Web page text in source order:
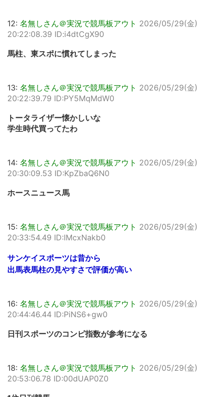
12: 名無しさん＠実況で競馬板アウト 2026/05/29(金)
20:22:08.39 ID:i4dtCgX90
馬柱、東スポに慣れてしまった
13: 名無しさん＠実況で競馬板アウト 2026/05/29(金)
20:22:39.79 ID:PY5MqMdW0
トータライザー懐かしいな
学生時代買ってたわ
14: 名無しさん＠実況で競馬板アウト 2026/05/29(金)
20:30:09.53 ID:KpZbaQ6N0
ホースニュース馬
15: 名無しさん＠実況で競馬板アウト 2026/05/29(金)
20:33:54.49 ID:IMcxNakb0
サンケイスポーツは昔から
出馬表馬柱の見やすさで評価が高い
16: 名無しさん＠実況で競馬板アウト 2026/05/29(金)
20:44:46.44 ID:PiNS6+gw0
日刊スポーツのコンピ指数が参考になる
18: 名無しさん＠実況で競馬板アウト 2026/05/29(金)
20:53:06.78 ID:00dUAP0Z0